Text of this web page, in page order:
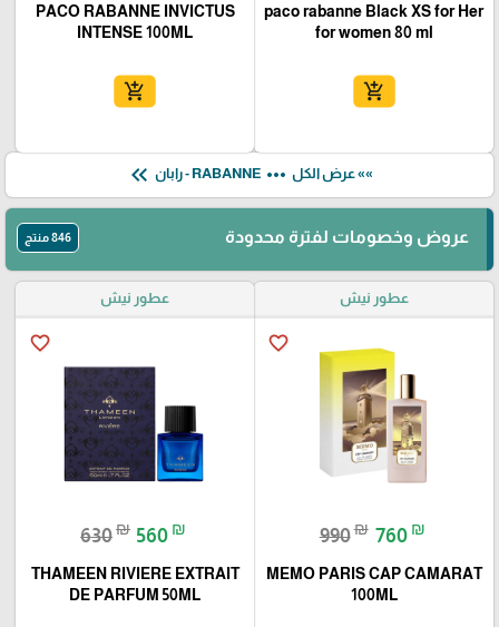
paco rabanne Black XS for Her
for women 80 ml
add_shopping_cart
PACO RABANNE INVICTUS
INTENSE 100ML
add_shopping_cart
»» عرض الكل more_horiz
keyboard_double_arrow_left
عروض وخصومات لفترة محدودة 846 منتج
عطور نيش
favorite_border
990₪ 760 ₪
MEMO PARIS CAP CAMARAT
100ML
عطور نيش
favorite_border
630₪ 560 ₪
THAMEEN RIVIERE EXTRAIT
DE PARFUM 50ML